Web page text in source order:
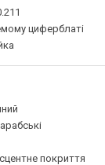
циферблаті
покриття